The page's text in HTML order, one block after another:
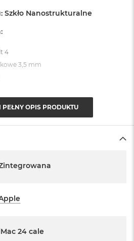
Szkło Nanostrukturalne
4
3,5 mm
macOS Sequoia
aktualizacją.
PEŁNY OPIS PRODUKTU
24 cale